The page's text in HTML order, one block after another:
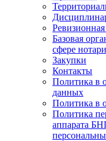
Базовая
сфере
Закупки
Контакты
Политика в
данных
Политика в
Политика
аппарата